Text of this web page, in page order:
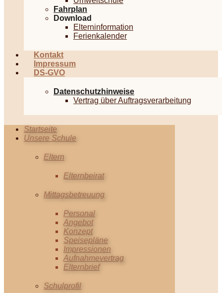
Fahrplan
Download
Elterninformation
Ferienkalender
Kontakt
Impressum
DS-GVO
Datenschutzhinweise
Vertrag über Auftragsverarbeitung
Startseite
Unsere Schule
Eltern
Elternbeirat
Mittagsbetreuung
Personal
Angebot
Konzept
Speisepläne
Impressionen
Aufnahmevertrag
Elternbrief
Schulprofil